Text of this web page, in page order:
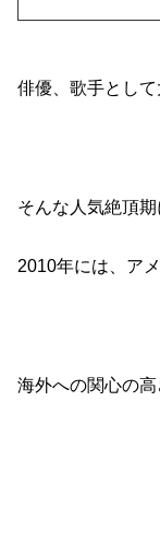
俳優、歌手として
そんな人気絶頂期
2010年には、ア
海外への関心の高